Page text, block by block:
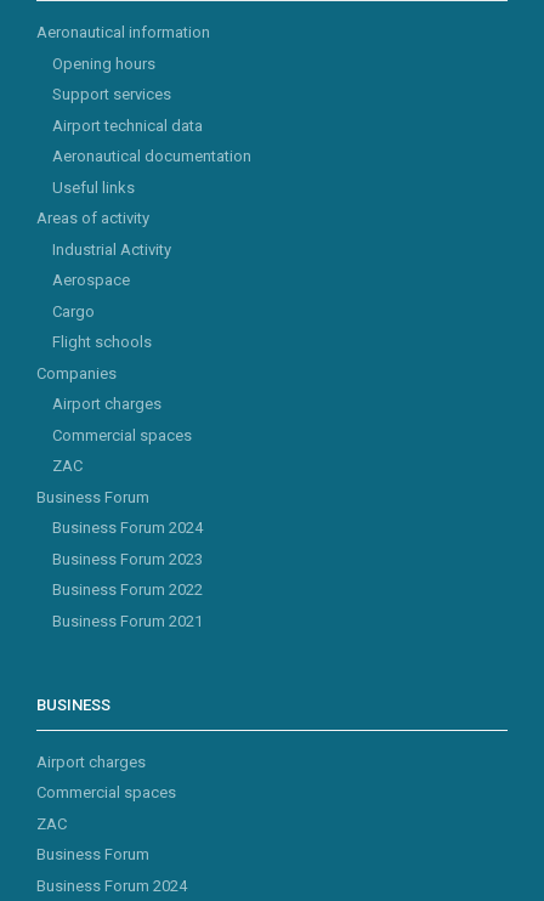
Aeronautical information
Opening hours
Support services
Airport technical data
Aeronautical documentation
Useful links
Areas of activity
Industrial Activity
Aerospace
Cargo
Flight schools
Companies
Airport charges
Commercial spaces
ZAC
Business Forum
Business Forum 2024
Business Forum 2023
Business Forum 2022
Business Forum 2021
BUSINESS
Airport charges
Commercial spaces
ZAC
Business Forum
Business Forum 2024